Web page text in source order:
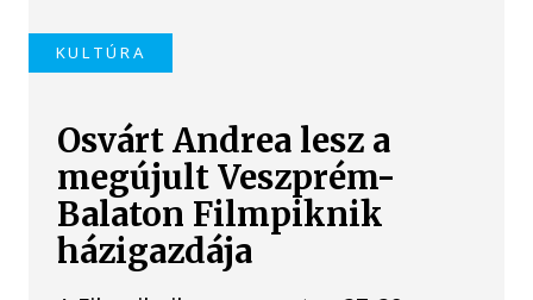
KULTÚRA
Osvárt Andrea lesz a
megújult Veszprém-
Balaton Filmpiknik
házigazdája